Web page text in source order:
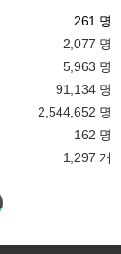
261 명
2,077 명
5,963 명
91,134 명
2,544,652 명
162 명
1,297 개